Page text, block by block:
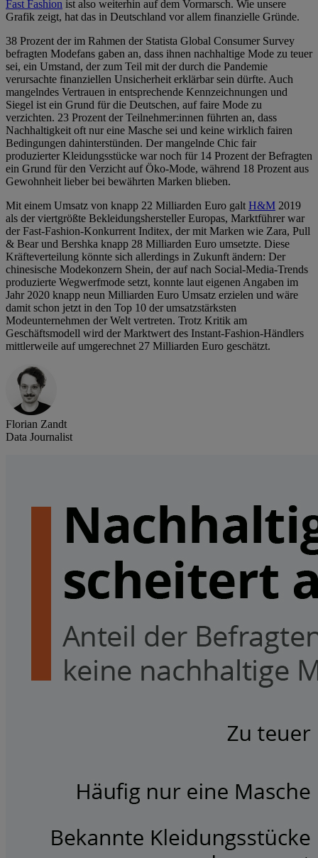
Fast Fashion ist also weiterhin auf dem Vormarsch. Wie unsere
Grafik zeigt, hat das in Deutschland vor allem finanzielle Gründe.
38 Prozent der im Rahmen der Statista Global Consumer Survey
befragten Modefans gaben an, dass ihnen nachhaltige Mode zu teuer
sei, ein Umstand, der zum Teil mit der durch die Pandemie
verursachte finanziellen Unsicherheit erklärbar sein dürfte. Auch
mangelndes Vertrauen in entsprechende Kennzeichnungen und
Siegel ist ein Grund für die Deutschen, auf faire Mode zu
verzichten. 23 Prozent der Teilnehmer:innen führten an, dass
Nachhaltigkeit oft nur eine Masche sei und keine wirklich fairen
Bedingungen dahinterstünden. Der mangelnde Chic fair
produzierter Kleidungsstücke war noch für 14 Prozent der Befragten
ein Grund für den Verzicht auf Öko-Mode, während 18 Prozent aus
Gewohnheit lieber bei bewährten Marken blieben.
Mit einem Umsatz von knapp 22 Milliarden Euro galtH&M 2019
als der viertgrößte Bekleidungshersteller Europas, Marktführer war
der Fast-Fashion-Konkurrent Inditex, der mit Marken wie Zara, Pull
& Bear und Bershka knapp 28 Milliarden Euro umsetzte. Diese
Kräfteverteilung könnte sich allerdings in Zukunft ändern: Der
chinesische Modekonzern Shein, der auf nach Social-Media-Trends
produzierte Wegwerfmode setzt, konnte laut eigenen Angaben im
Jahr 2020 knapp neun Milliarden Euro Umsatz erzielen und wäre
damit schon jetzt in den Top 10 der umsatzstärksten
Modeunternehmen der Welt vertreten. Trotz Kritik am
Geschäftsmodell wird der Marktwert des Instant-Fashion-Händlers
mittlerweile auf umgerechnet 27 Milliarden Euro geschätzt.
Florian Zandt
Data Journalist